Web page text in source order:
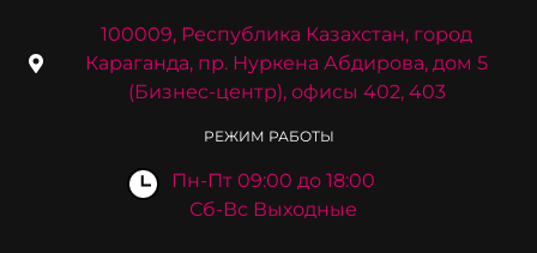
100009, Республика Казахстан, город
Караганда, пр. Нуркена Абдирова, дом 5
(Бизнес-центр), офисы 402, 403
РЕЖИМ РАБОТЫ
Пн-Пт 09:00 до 18:00
Сб-Вс Выходные